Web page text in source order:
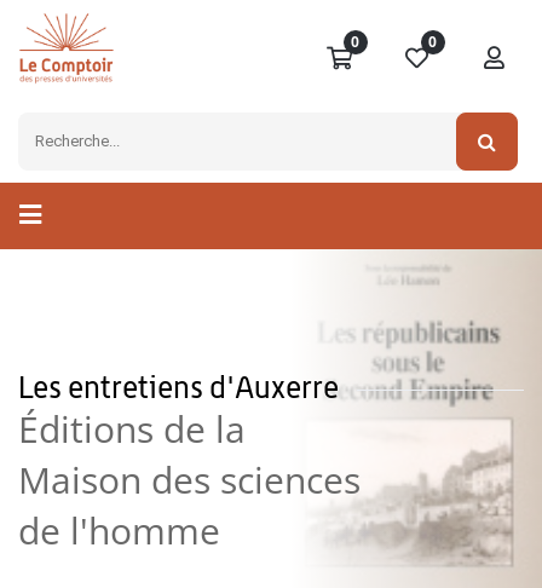
0 0
Les entretiens d'Auxerre
Éditions de la
Maison des sciences
de l'homme